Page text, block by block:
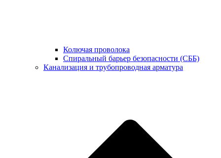
Колючая проволока
Спиральный барьер безопасности (СББ)
Канализация и трубопроводная арматура